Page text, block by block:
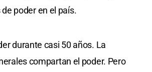
poder en el país.
durante casi 50 años. La
compartan el poder. Pero